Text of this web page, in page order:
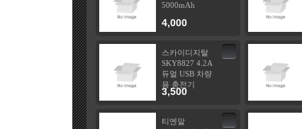
5000mAh
4,000
스카이디지탈
SKY8827 4.2A
듀얼 USB 차량
용 충전기
3,500
티엔알